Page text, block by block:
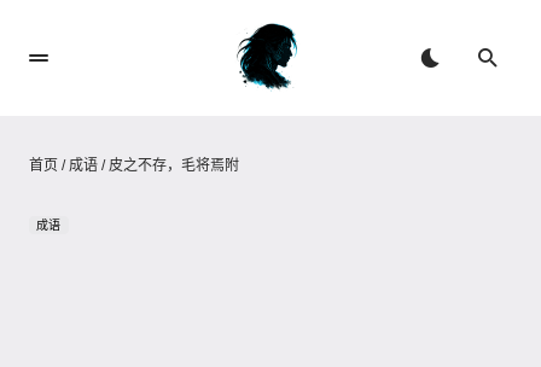
首页 /成语 /皮之不存，毛将焉附
成语